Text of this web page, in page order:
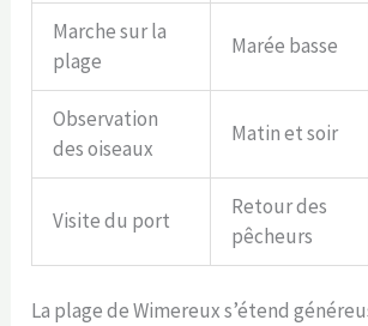
Marche sur la
plage
Marée basse
Observation
des oiseaux
Matin et soir
Visite du port
Retour des
pêcheurs
La plage de Wimereux s’étend